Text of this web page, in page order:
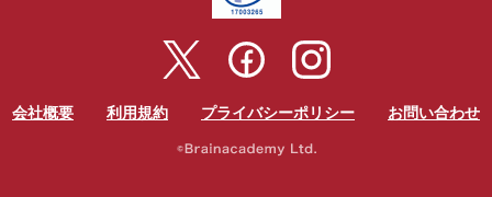
会社概要 利用規約 プライバシーポリシー お問い合わせ